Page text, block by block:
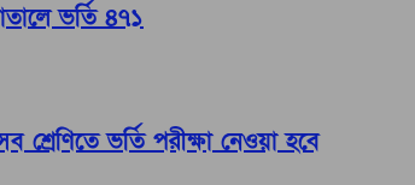
ভর্তি ৪৭১
শ্রেণিতে ভর্তি পরীক্ষা নেওয়া হবে